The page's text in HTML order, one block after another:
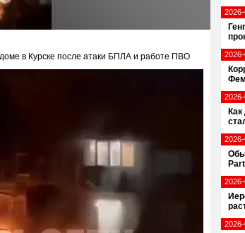
в Курске после атаки БПЛА и работе ПВО